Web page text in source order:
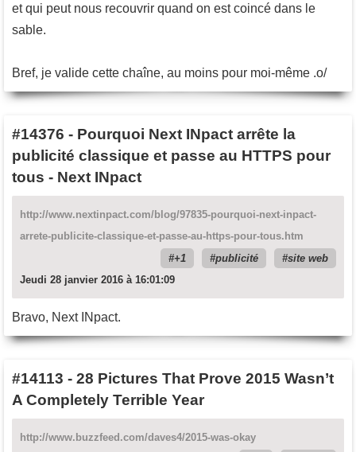
et qui peut nous recouvrir quand on est coincé dans le
sable.
Bref, je valide cette chaîne, au moins pour moi-même .o/
#14376 - Pourquoi Next INpact arrête la
publicité classique et passe au HTTPS pour
tous - Next INpact
http://www.nextinpact.com/blog/97835-pourquoi-next-inpact-
arrete-publicite-classique-et-passe-au-https-pour-tous.htm
+1
publicité
site web
Jeudi 28 janvier 2016 à 16:01:09
Bravo, Next INpact.
#14113 - 28 Pictures That Prove 2015 Wasn’t
A Completely Terrible Year
http://www.buzzfeed.com/daves4/2015-was-okay